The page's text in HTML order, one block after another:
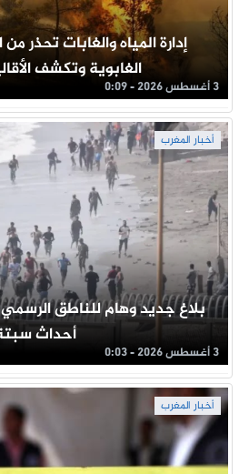
إدارة المياه والغابات تحذر
الغابوية وتكشف
3 أغسطس 2026 - 0:09
أخبار المغرب
بلاغ جديد وهام للناطق
أحداث
3 أغسطس 2026 - 0:03
أخبار المغرب